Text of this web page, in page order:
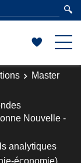
Master
Nouvelle -
analytiques
économie)